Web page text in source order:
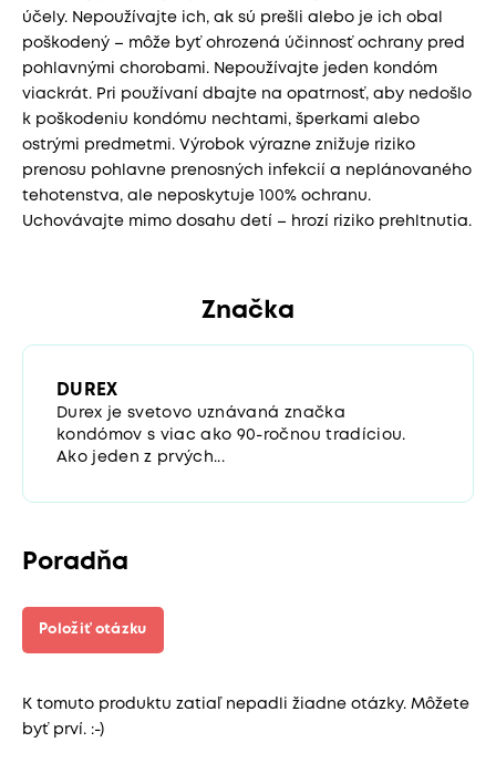
účely. Nepoužívajte ich, ak sú prešli alebo je ich obal
poškodený – môže byť ohrozená účinnosť ochrany pred
pohlavnými chorobami. Nepoužívajte jeden kondóm
viackrát. Pri používaní dbajte na opatrnosť, aby nedošlo
k poškodeniu kondómu nechtami, šperkami alebo
ostrými predmetmi. Výrobok výrazne znižuje riziko
prenosu pohlavne prenosných infekcií a neplánovaného
tehotenstva, ale neposkytuje 100% ochranu.
Uchovávajte mimo dosahu detí – hrozí riziko prehltnutia.
Značka
DUREX
Durex je svetovo uznávaná značka
kondómov s viac ako 90-ročnou tradíciou.
Ako jeden z prvých...
Poradňa
Položiť otázku
K tomuto produktu zatiaľ nepadli žiadne otázky. Môžete
byť prví. :-)